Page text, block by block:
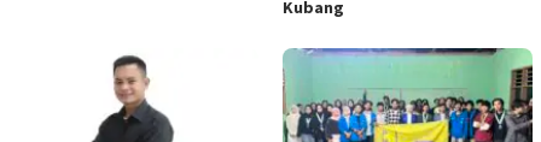
Kubang